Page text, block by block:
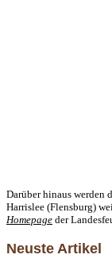
Darüber hinaus werden
Harrislee (Flensburg)
Homepage der
Neuste Artikel